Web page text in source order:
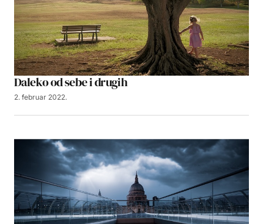
Daleko od sebe i drugih
2. februar 2022.